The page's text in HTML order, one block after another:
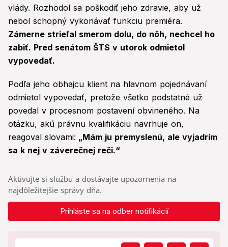
vlády. Rozhodol sa poškodiť jeho zdravie, aby už
nebol schopný vykonávať funkciu premiéra.
Zámerne strieľal smerom dolu, do nôh, nechcel ho
zabiť. Pred senátom ŠTS v utorok odmietol
vypovedať.
Podľa jeho obhajcu klient na hlavnom pojednávaní
odmietol vypovedať, pretože všetko podstatné už
povedal v procesnom postavení obvineného. Na
otázku, akú právnu kvalifikáciu navrhuje on,
reagoval slovami: „Mám ju premyslenú, ale vyjadrím
sa k nej v záverečnej reči.“
Aktivujte si službu a dostávajte upozornenia na
najdôležitejšie správy dňa.
Prihláste sa na odber notifikácií